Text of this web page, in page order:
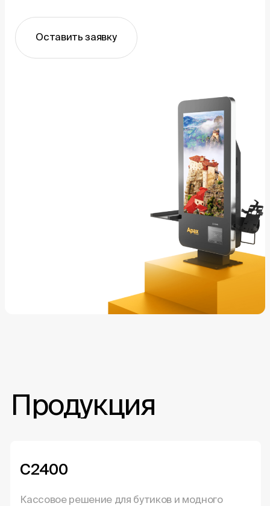
Оставить заявку
Продукция
C2400
Кассовое решение для бутиков и модного